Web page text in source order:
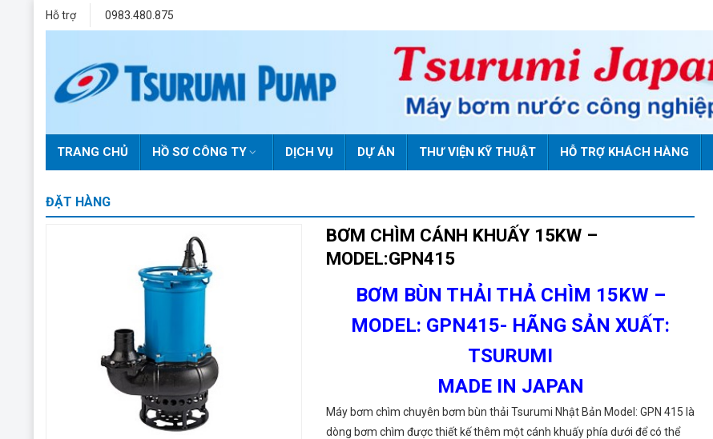
Hỗ trợ 0983.480.875
TRANG CHỦ HỒ SƠ CÔNG TY DỊCH VỤ DỰ ÁN THƯ VIỆN KỸ THUẬT HỖ TRỢ KHÁCH HÀNG
ĐẶT HÀNG
BƠM CHÌM CÁNH KHUẤY 15KW –
MODEL:GPN415
BƠM BÙN THẢI THẢ CHÌM 15KW –
MODEL: GPN415- HÃNG SẢN XUẤT:
TSURUMI
MADE IN JAPAN
Máy bơm chìm chuyên bơm bùn thải Tsurumi Nhật Bản Model: GPN 415 là
dòng bơm chìm được thiết kế thêm một cánh khuấy phía dưới để có thể